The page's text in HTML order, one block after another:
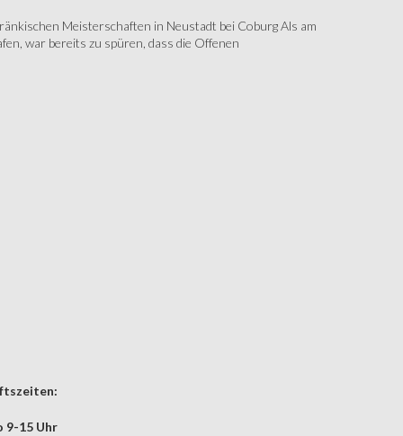
Meisterschaften in Neustadt bei Coburg Als am
war bereits zu spüren, dass die Offenen
9-15 Uhr